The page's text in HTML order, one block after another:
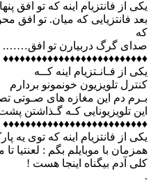
یکی از فانتزیام اینه که تو افق
بعد فانتزیایی که میان. تو افق
که
صدای گرگ دربیارن تو افق…….
♦♦♦♦♦♦♦♦♦♦♦♦♦♦♦♦♦♦♦♦♦♦♦♦♦♦
یکی از فـانـتزیام اینه کــه
کنترل تلویزیون خونمونو بردارم
بـرم دم این مغازه های صـوتی
این تلویزیونایی کـه گـذاشتن
♦♦♦♦♦♦♦♦♦♦♦♦♦♦♦♦♦♦♦♦♦♦♦♦♦♦
یکی از فانتزیام اینه که توی
همزمان با موبایلم بگم : لعنتیا
کلی آدم بیگناه اینجا هست !
.